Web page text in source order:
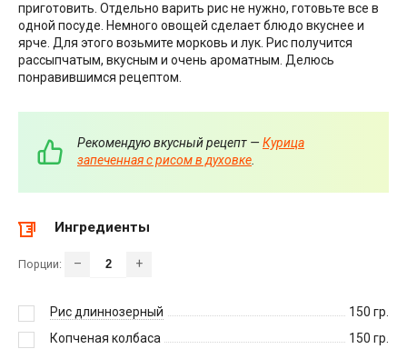
приготовить. Отдельно варить рис не нужно, готовьте все в
одной посуде. Немного овощей сделает блюдо вкуснее и
ярче. Для этого возьмите морковь и лук. Рис получится
рассыпчатым, вкусным и очень ароматным. Делюсь
понравившимся рецептом.
Рекомендую вкусный рецепт — Курица
запеченная с рисом в духовке.
Ингредиенты
Порции: – +
Рис длиннозерный 150 гр.
Копченая колбаса
150 гр.